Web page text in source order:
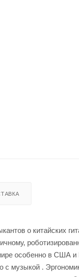
о китайских
особенно в США
музыкой .